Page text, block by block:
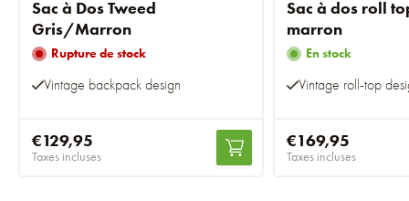
Sac à Dos Tweed
Gris/Marron
Rupture de stock
Vintage backpack design
€129,95
Taxes incluses
Sac à dos roll
marron
En stock
Vintage roll-top
€169,95
Taxes incluses